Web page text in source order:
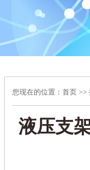
您现在的位置： 首页 >>
液压支